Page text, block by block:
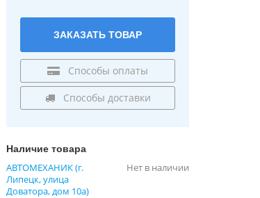
ЗАКАЗАТЬ ТОВАР
Способы оплаты
Способы доставки
Наличие товара
АВТОМЕХАНИК (г.
Липецк, улица
Доватора, дом 10а)
Нет в наличии